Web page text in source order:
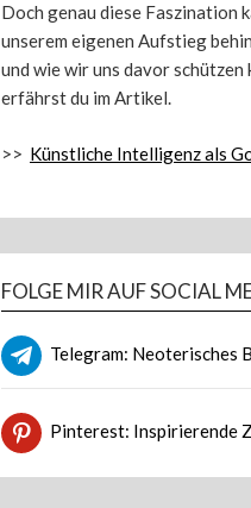
Doch genau diese Faszination
unserem eigenen Aufstieg
und wie wir uns davor schützen
erfährst du im Artikel.
>> Künstliche Intelligenz als
FOLGE MIR AUF SOCIAL
Telegram: Neoterisches
Pinterest: Inspirierende